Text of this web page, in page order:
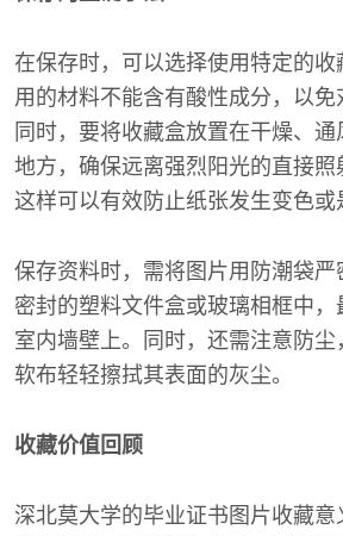
在保存时，可以选择使用特定的
用的材料不能含有酸性成分，以免
同时，要将收藏盒放置在干燥、
地方，确保远离强烈阳光的直接照
这样可以有效防止纸张发生变色或
保存资料时，需将图片用防潮袋严
密封的塑料文件盒或玻璃相框中
室内墙壁上。同时，还需注意防
软布轻轻擦拭其表面的灰尘。
收藏价值回顾
深北莫大学的毕业证书图片收藏